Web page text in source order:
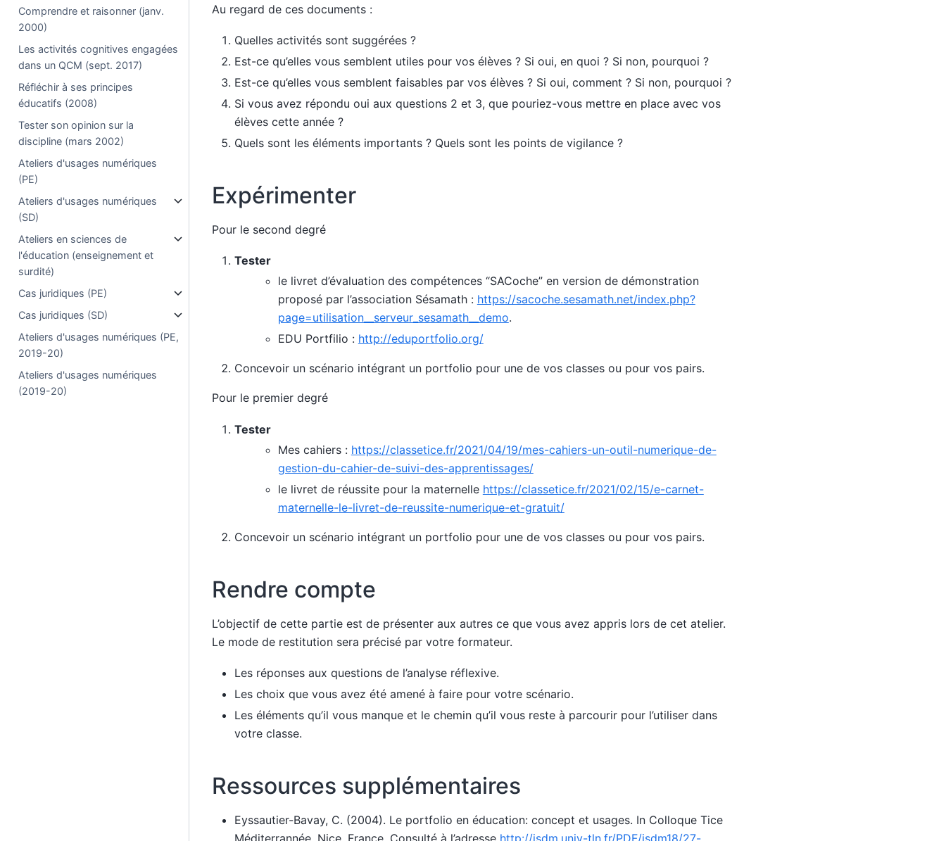
Comprendre et raisonner (janv.
2000)
Les activités cognitives engagées
dans un QCM (sept. 2017)
Réfléchir à ses principes
éducatifs (2008)
Tester son opinion sur la
discipline (mars 2002)
Ateliers d'usages numériques
(PE)
Ateliers d'usages numériques
(SD)
Ateliers en sciences de
l'éducation (enseignement et
surdité)
Cas juridiques (PE)
Cas juridiques (SD)
Ateliers d'usages numériques (PE,
2019-20)
Ateliers d'usages numériques
(2019-20)
Au regard de ces documents :
Quelles activités sont suggérées ?
Est-ce qu’elles vous semblent utiles pour vos élèves ? Si oui, en quoi ? Si non, pourquoi ?
Est-ce qu’elles vous semblent faisables par vos élèves ? Si oui, comment ? Si non, pourquoi ?
Si vous avez répondu oui aux questions 2 et 3, que pouriez-vous mettre en place avec vos
élèves cette année ?
Quels sont les éléments importants ? Quels sont les points de vigilance ?
Expérimenter
Pour le second degré
Tester
le livret d’évaluation des compétences “SACoche” en version de démonstration
proposé par l’association Sésamath : https://sacoche.sesamath.net/index.php?
page=utilisation__serveur_sesamath__demo.
EDU Portfilio : http://eduportfolio.org/
Concevoir un scénario intégrant un portfolio pour une de vos classes ou pour vos pairs.
Pour le premier degré
Tester
Mes cahiers : https://classetice.fr/2021/04/19/mes-cahiers-un-outil-numerique-de-
gestion-du-cahier-de-suivi-des-apprentissages/
le livret de réussite pour la maternelle https://classetice.fr/2021/02/15/e-carnet-
maternelle-le-livret-de-reussite-numerique-et-gratuit/
Concevoir un scénario intégrant un portfolio pour une de vos classes ou pour vos pairs.
Rendre compte
L’objectif de cette partie est de présenter aux autres ce que vous avez appris lors de cet atelier.
Le mode de restitution sera précisé par votre formateur.
Les réponses aux questions de l’analyse réflexive.
Les choix que vous avez été amené à faire pour votre scénario.
Les éléments qu’il vous manque et le chemin qu’il vous reste à parcourir pour l’utiliser dans
votre classe.
Ressources supplémentaires
Eyssautier-Bavay, C. (2004). Le portfolio en éducation: concept et usages. In Colloque Tice
Méditerrannée, Nice, France. Consulté à l’adresse http://isdm.univ-tln.fr/PDF/isdm18/27-